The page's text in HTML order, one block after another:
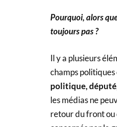
Pourquoi, alors
toujours pas ?
Il y a plusieurs
champs
politique,
les médias ne
retour du front ou